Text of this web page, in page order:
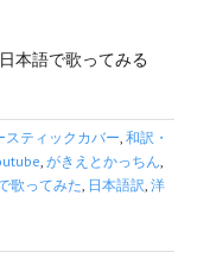
本語で歌ってみる
スティックカバー, 和訳・
, がきえとかっちん,
歌ってみた, 日本語訳, 洋